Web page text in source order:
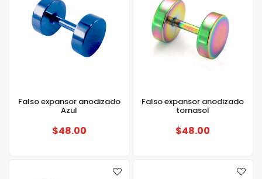
Falso expansor anodizado
Azul
$48.00
Falso expansor anodizado
tornasol
$48.00